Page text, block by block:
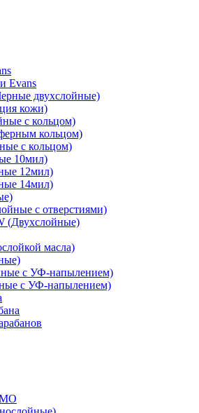
Evans
двухслойные)
кожи)
с кольцом)
кольцом)
с кольцом)
10мил)
12мил)
14мил)
с отверстиями)
(Двухслойные)
масла)
с УФ-напылением)
с УФ-напылением)